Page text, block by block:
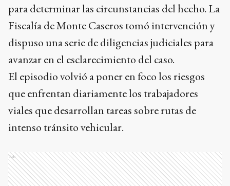
para determinar las circunstancias del hecho. La
Fiscalía de Monte Caseros tomó intervención y
dispuso una serie de diligencias judiciales para
avanzar en el esclarecimiento del caso.
El episodio volvió a poner en foco los riesgos
que enfrentan diariamente los trabajadores
viales que desarrollan tareas sobre rutas de
intenso tránsito vehicular.
Ads